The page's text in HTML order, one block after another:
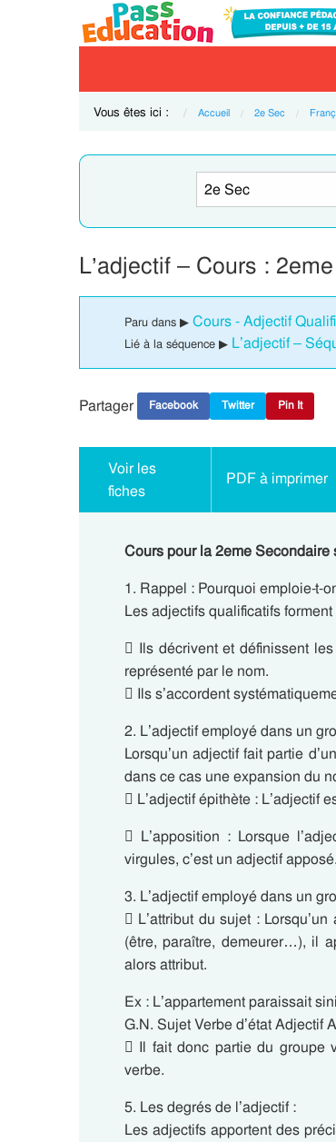
Vous êtes ici : Accueil 2e Sec
L’adjectif – Cours :
Paru dans ▶ Cours - Adjectif
Lié à la séquence ▶ L’adjectif –
Partager Facebook Twitter Pin It
Voir les
fiches
PDF à imprimer
Cours pour la 2eme Secondaire
1. Rappel : Pourquoi emploie-t-
Les adjectifs qualificatifs
 Ils décrivent et définissent
représenté par le nom.
 Ils s’accordent
2. L’adjectif employé dans un
Lorsqu’un adjectif fait partie
dans ce cas une expansion du
 L’adjectif épithète : L’adjectif
 L’apposition : Lorsque
virgules, c’est un adjectif apposé.
3. L’adjectif employé dans un
 L’attribut du sujet :
(être, paraître, demeurer…), il
alors attribut.
Ex : L’appartement paraissait
G.N. Sujet Verbe d’état Adjectif
 Il fait donc partie du groupe
verbe.
5. Les degrés de l’adjectif :
Les adjectifs apportent des